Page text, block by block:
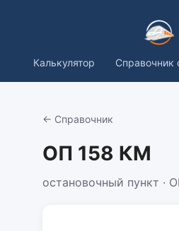
Калькулятор Справочник
← Справочник
ОП 158 КМ
остановочный пункт